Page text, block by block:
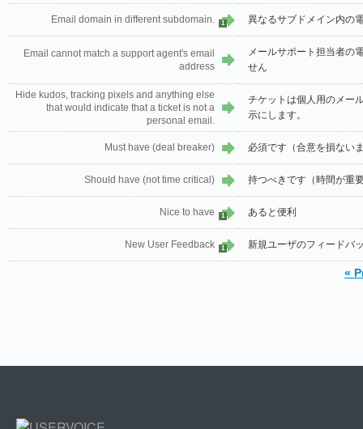
Email domain in different subdomain. 1 異なるサブドメイン内の
Email cannot match a support agent's email
address
メールサポート担当者の
せん
Hide kudos, tracking pixels and anything else
that would indicate that a ticket is not a
personal email.
チケットは個人用のメー
示にします。
Must have (deal breaker) 必須です（合意を損ない
Should have (not time critical) 持つべきです（時間が重
Nice to have 1 あると便利
New User Feedback 1 新規ユーザのフィードバ
«